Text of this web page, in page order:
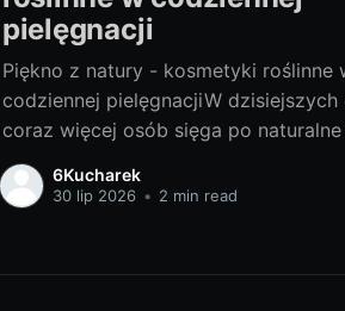
pielęgnacji
Piękno z natury - kosmetyki roślinne
codziennej pielęgnacjiW dzisiejszych
coraz więcej osób sięga po
pielęgnacji. To rozwiązanie nie tylko
czy wegetarian, ale dla każdego, kto
skomplikowanych nazw składników,
6Kucharek
30 lip 2026 • 2 min read